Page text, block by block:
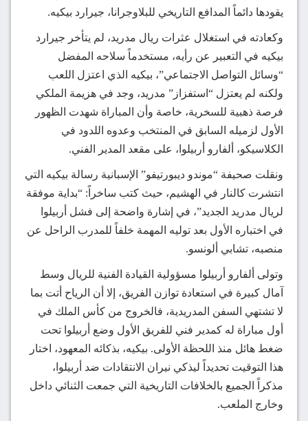
يقودها دائماً المدافع التاريخي للبلاوجرانا، جيرارد بيكيه.
وكعادته في استغلال عثرات ريال مدريد، لم يتأخر جيرارد
بيكيه في التعبير عن رأيه، مستخدماً سلاحه المفضل
“وسائل التواصل الاجتماعي”، بيكيه الذي اعتزل اللعب
ولكنه لم يعتزل “استفزاز” مدريد، وجد في هزيمة الملكي
فرصة ذهبية للسخرية، خاصة وأن المباراة شهدت الظهور
الأول لزميله السابق في المنتخب وعدوه اللدود في
الكلاسيكو، ألفارو أربيلوا، على مقعد المدير الفني.
ونقلت صحيفة “موندو ديبورتيفو” الإسبانية رسالة بيكيه التي
انتشرت كالنار في الهشيم، حيث كتب ساخراً: “بداية موفقة
لريال مدريد الجديد”، في إشارة واضحة إلى فشل أربيلوا
في اختباره الأول بعد توليه المهمة خلفاً للمدرب الراحل عن
منصبه، تشابي ألونسو.
وتولى ألفارو أربيلوا مسؤولية القيادة الفنية للريال وسط
آمال كبيرة في استعادة توازن الفريق، إلا أن الرياح أتت بما
لا تشتهي السفن المدريدية، فالخروج من كأس الملك في
أول مباراة له كمدير فني للفريق الأول وضع أربيلوا تحت
ضغط هائل منذ اللحظة الأولى. بيكيه، بذكائه المعهود، اختار
هذا التوقيت تحديداً ليذكي نيران الانتقادات ضد أربيلوا،
مذكراً الجميع بالخلافات التاريخية التي جمعت الثنائي داخل
وخارج الملعب.